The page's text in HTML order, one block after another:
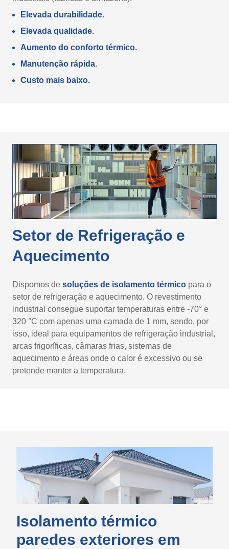
Elevada durabilidade.
Elevada qualidade.
Aumento do conforto térmico.
Manutenção rápida.
Custo mais baixo.
Setor de Refrigeração e
Aquecimento
Dispomos de soluções de isolamento térmico para o
setor de refrigeração e aquecimento. O revestimento
industrial consegue suportar temperaturas entre -70° e
320 °C com apenas uma camada de 1 mm, sendo, por
isso, ideal para equipamentos de refrigeração industrial,
arcas frigoríficas, câmaras frias, sistemas de
aquecimento e áreas onde o calor é excessivo ou se
pretende manter a temperatura.
Isolamento térmico
paredes exteriores em